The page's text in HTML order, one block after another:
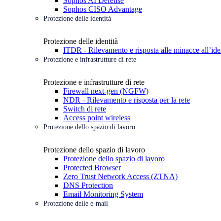
Sophos CISO Advantage
Protezione delle identità
Protezione delle identità
ITDR - Rilevamento e risposta alle minacce
Protezione e infrastrutture di rete
Protezione e infrastrutture di rete
Firewall next-gen (NGFW)
NDR - Rilevamento e risposta per la rete
Switch di rete
Access point wireless
Protezione dello spazio di lavoro
Protezione dello spazio di lavoro
Protezione dello spazio di lavoro
Protected Browser
Zero Trust Network Access (ZTNA)
DNS Protection
Email Monitoring System
Protezione delle e-mail